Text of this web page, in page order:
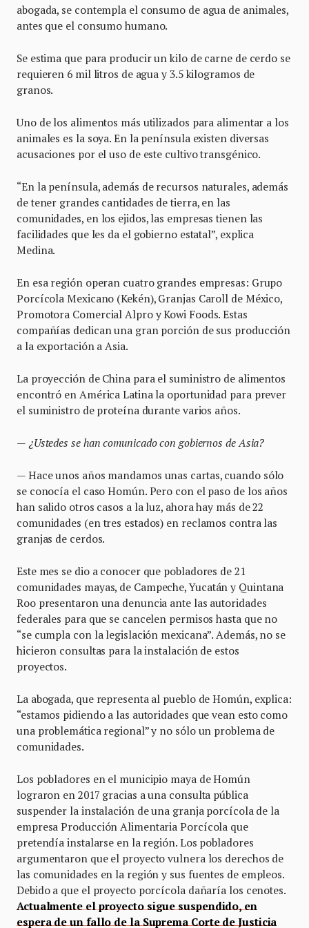
abogada, se contempla el consumo de agua de animales,
antes que el consumo humano.
Se estima que para producir un kilo de carne de cerdo se
requieren 6 mil litros de agua y 3.5 kilogramos de
granos.
Uno de los alimentos más utilizados para alimentar a los
animales es la soya. En la península existen diversas
acusaciones por el uso de este cultivo transgénico.
“En la península, además de recursos naturales, además
de tener grandes cantidades de tierra, en las
comunidades, en los ejidos, las empresas tienen las
facilidades que les da el gobierno estatal”, explica
Medina.
En esa región operan cuatro grandes empresas: Grupo
Porcícola Mexicano (Kekén), Granjas Caroll de México,
Promotora Comercial Alpro y Kowi Foods. Estas
compañías dedican una gran porción de sus producción
a la exportación a Asia.
La proyección de China para el suministro de alimentos
encontró en América Latina la oportunidad para prever
el suministro de proteína durante varios años.
— ¿Ustedes se han comunicado con gobiernos de Asia?
— Hace unos años mandamos unas cartas, cuando sólo
se conocía el caso Homún. Pero con el paso de los años
han salido otros casos a la luz, ahora hay más de 22
comunidades (en tres estados) en reclamos contra las
granjas de cerdos.
Este mes se dio a conocer que pobladores de 21
comunidades mayas, de Campeche, Yucatán y Quintana
Roo presentaron una denuncia ante las autoridades
federales para que se cancelen permisos hasta que no
“se cumpla con la legislación mexicana”. Además, no se
hicieron consultas para la instalación de estos
proyectos.
La abogada, que representa al pueblo de Homún, explica:
“estamos pidiendo a las autoridades que vean esto como
una problemática regional” y no sólo un problema de
comunidades.
Los pobladores en el municipio maya de Homún
lograron en 2017 gracias a una consulta pública
suspender la instalación de una granja porcícola de la
empresa Producción Alimentaria Porcícola que
pretendía instalarse en la región. Los pobladores
argumentaron que el proyecto vulnera los derechos de
las comunidades en la región y sus fuentes de empleos.
Debido a que el proyecto porcícola dañaría los cenotes.
Actualmente el proyecto sigue suspendido, en
espera de un fallo de la Suprema Corte de Justicia